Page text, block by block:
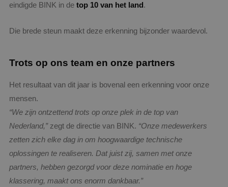
eindigde BINK in de top 10 van het land .
Die brede steun maakt deze erkenning bijzonder waardevol.
Trots op ons team en onze partners
Het resultaat van dit jaar is bovenal een erkenning voor onze
mensen.
“We zijn ontzettend trots op onze plek in de top van
Nederland,”zegt de directie van BINK. “Onze medewerkers
zetten zich elke dag in om hoogwaardige technische
oplossingen te realiseren. Dat juist zij, samen met onze
partners, hebben gezorgd voor deze nominatie en hoge
klassering, maakt ons enorm dankbaar.”